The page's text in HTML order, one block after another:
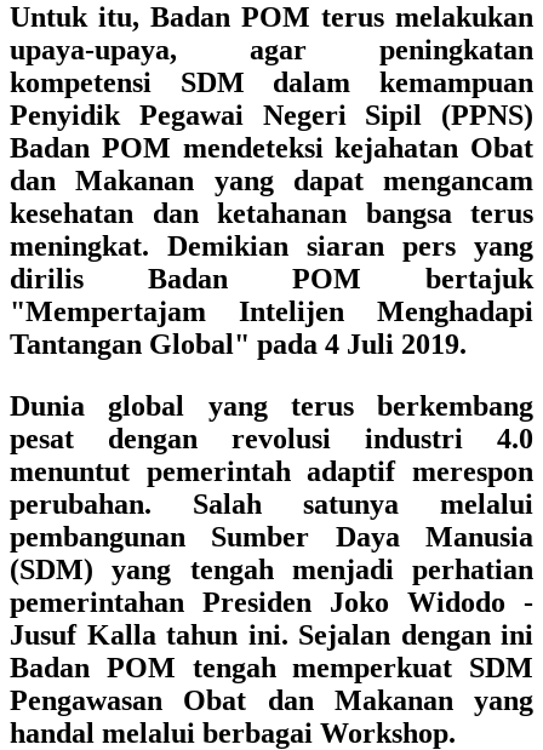
Untuk itu, Badan POM terus melakukan
upaya-upaya, agar peningkatan
kompetensi SDM dalam kemampuan
Penyidik Pegawai Negeri Sipil (PPNS)
Badan POM mendeteksi kejahatan Obat
dan Makanan yang dapat mengancam
kesehatan dan ketahanan bangsa terus
meningkat. Demikian siaran pers yang
dirilis Badan POM bertajuk
"Mempertajam Intelijen Menghadapi
Tantangan Global" pada 4 Juli 2019.
Dunia global yang terus berkembang
pesat dengan revolusi industri 4.0
menuntut pemerintah adaptif merespon
perubahan. Salah satunya melalui
pembangunan Sumber Daya Manusia
(SDM) yang tengah menjadi perhatian
pemerintahan Presiden Joko Widodo -
Jusuf Kalla tahun ini. Sejalan dengan ini
Badan POM tengah memperkuat SDM
Pengawasan Obat dan Makanan yang
handal melalui berbagai Workshop.